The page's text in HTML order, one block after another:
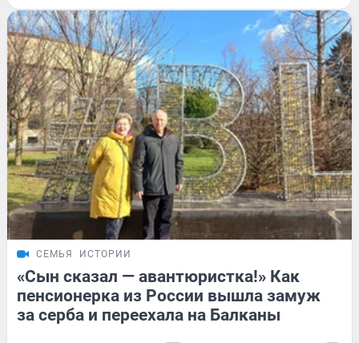
СЕМЬЯ ИСТОРИИ
«Сын сказал — авантюристка!» Как
пенсионерка из России вышла замуж
за серба и переехала на Балканы